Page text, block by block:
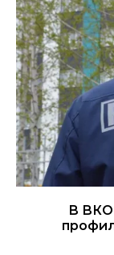
В ВКО